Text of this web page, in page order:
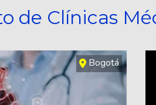
de Clínicas
Bogotá